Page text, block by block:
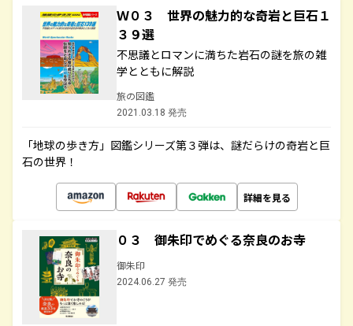
Ｗ０３ 世界の魅力的な奇岩と巨石１
３９選
不思議とロマンに満ちた岩石の謎を旅の雑
学とともに解説
旅の図鑑
2021.03.18 発売
「地球の歩き方」図鑑シリーズ第３弾は、謎だらけの奇岩と巨
石の世界！
詳細を見る
０３ 御朱印でめぐる奈良のお寺
御朱印
2024.06.27 発売